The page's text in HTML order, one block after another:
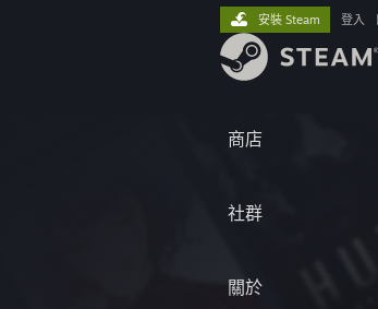
商店
社群
關於
安裝 Steam 登入